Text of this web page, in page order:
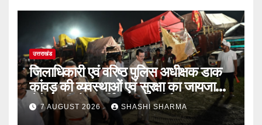
उत्तराखंड
जिलाधिकारी एवं वरिष्ठ पुलिस अधीक्षक डाक
कांवड़ की व्यवस्थाओं एवं सुरक्षा का जायजा
लेने बैरागी कैंप पार्किंग स्थल जीरो ग्राउंड पर
देर रात्रि पहुंचे
7 AUGUST 2026 SHASHI SHARMA